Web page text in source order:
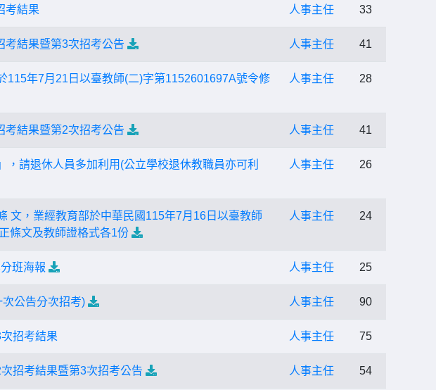
考結果 人事主任 33
考結果暨第3次招考公告 人事主任 41
115年7月21日以臺教師(二)字第1152601697A號令修
人事主任 28
考結果暨第2次招考公告 人事主任 41
請退休人員多加利用(公立學校退休教職員亦可利
人事主任 26
文，業經教育部於中華民國115年7月16日以臺教師
條文及教師證格式各1份
人事主任 24
班海報 人事主任 25
公告分次招考) 人事主任 90
招考結果 人事主任 75
招考結果暨第3次招考公告 人事主任 54